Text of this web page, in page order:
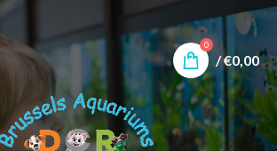
0
/€0,00